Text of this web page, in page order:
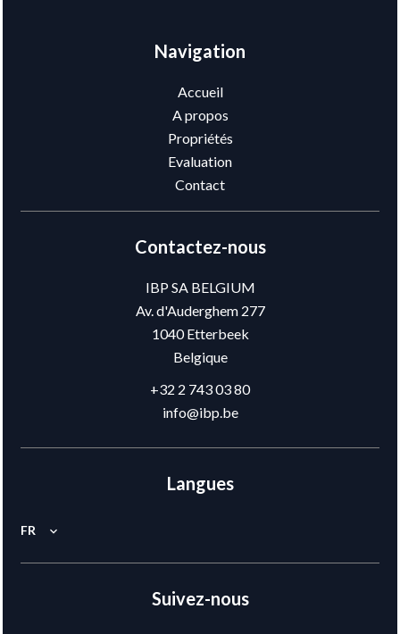
Navigation
Accueil
A propos
Propriétés
Evaluation
Contact
Contactez-nous
IBP SA BELGIUM
Av. d'Auderghem 277
1040Etterbeek
Belgique
+32 2 743 03 80
info@ibp.be
Langues
FR
Suivez-nous